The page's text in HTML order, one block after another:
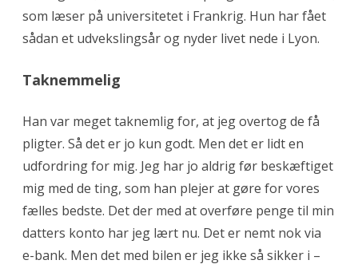
b
e
r
?
som læser på universitetet i Frankrig. Hun har fået
sådan et udvekslingsår og nyder livet nede i Lyon.
Taknemmelig
Han var meget taknemlig for, at jeg overtog de få
pligter. Så det er jo kun godt. Men det er lidt en
udfordring for mig. Jeg har jo aldrig før beskæftiget
mig med de ting, som han plejer at gøre for vores
fælles bedste. Det der med at overføre penge til min
datters konto har jeg lært nu. Det er nemt nok via
e-bank. Men det med bilen er jeg ikke så sikker i –